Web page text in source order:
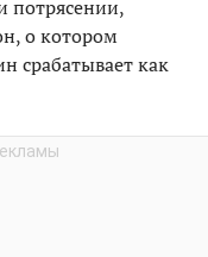
потрясении,
о котором
срабатывает как